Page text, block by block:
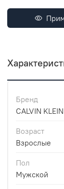
Бренд
CALVIN
Возраст
Взрослые
Пол
Мужской